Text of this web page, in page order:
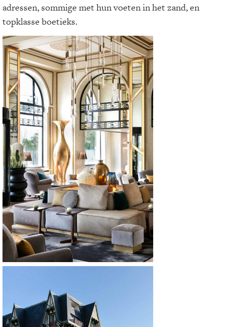
adressen, sommige met hun voeten in het zand, en
topklasse boetieks.